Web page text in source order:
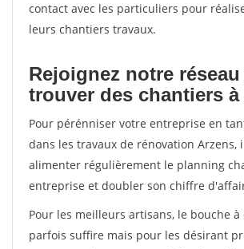
contact avec les particuliers pour
leurs chantiers travaux.
Rejoignez notre
trouver des chantiers à
Pour pérénniser votre entreprise en
dans les travaux de rénovation Arzens,
alimenter régulièrement le planning
entreprise et doubler son chiffre
Pour les meilleurs artisans, le bouche
parfois suffire mais pour les désirant